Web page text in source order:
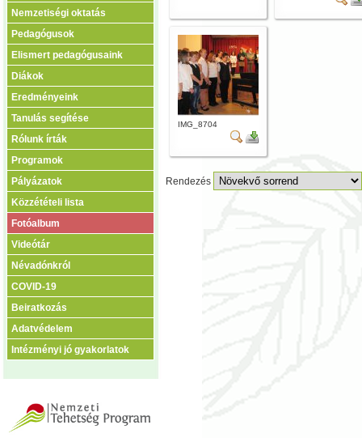
Nemzetiségi oktatás
Pedagógusok
Elismert pedagógusaink
Diákok
Eredményeink
Tanulás segítése
Rólunk írták
Programok
Pályázatok
Közzétételi lista
Fotóalbum
Videótár
Névadónkról
COVID-19
Beiratkozás
Adatvédelem
Intézményi jó gyakorlatok
IMG_8704
Rendezés